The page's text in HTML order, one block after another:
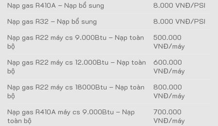
Nạp gas R410A – Nạp bổ sung
8.000 VNĐ/PSI
Nạp gas R32 – Nạp bổ sung
8.000 VNĐ/PSI
Nạp gas R22 máy cs 9.000Btu – Nạp toàn
bộ
500.000
VNĐ/máy
Nạp gas R22 máy cs 12.000Btu – Nạp toàn
bộ
600.000
VNĐ/máy
Nạp gas R22 máy cs 18000Btu – Nạp toàn
bộ
800.000
VNĐ/máy
Nạp gas R410A máy cs 9.000Btu – Nạp
toàn bộ
700.000
VNĐ/máy